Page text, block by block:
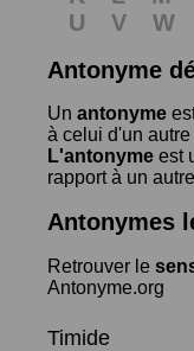
U
V W
Antonyme
Un antonyme
à celui d'un autre
L'antonyme est
rapport à un
Antonymes
Retrouver le
Antonyme.org
Timide